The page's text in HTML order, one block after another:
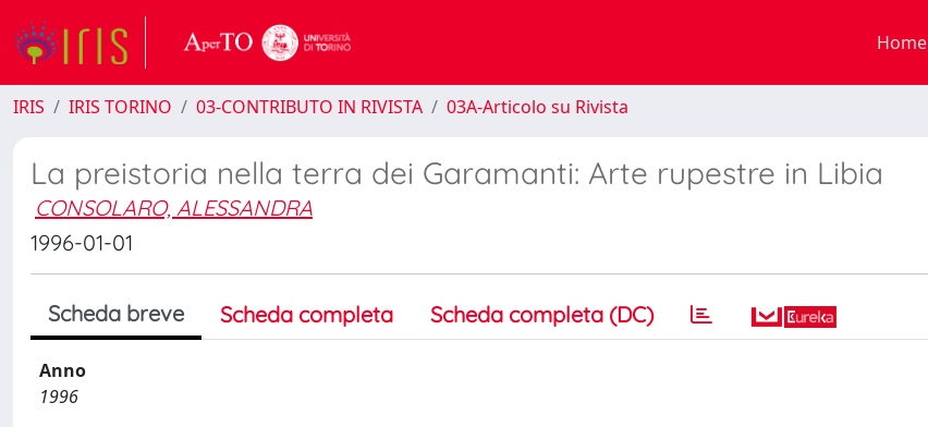
Home
IRIS IRIS TORINO 03-CONTRIBUTO IN RIVISTA 03A-Articolo su Rivista
La preistoria nella terra dei Garamanti: Arte rupestre in Libia
CONSOLARO, ALESSANDRA
1996-01-01
Scheda breve Scheda completa Scheda completa (DC)
Anno
1996